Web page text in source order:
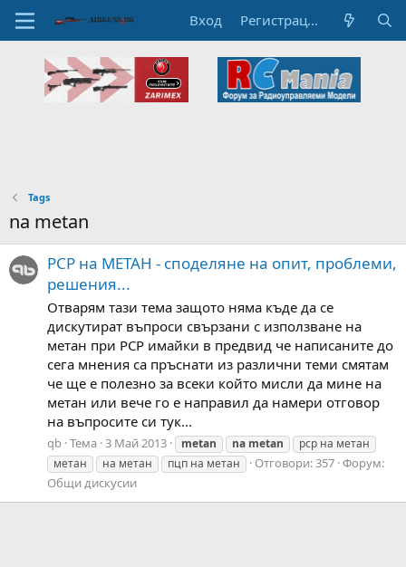
Вход Регистрация
Tags
na metan
PCP на МЕТАН - споделяне на опит, проблеми,
решения...
Отварям тази тема защото няма къде да се
дискутират въпроси свързани с използване на
метан при PCP имайки в предвид че написаните до
сега мнения са пръснати из различни теми смятам
че ще е полезно за всеки който мисли да мине на
метан или вече го е направил да намери отговор
на въпросите си тук...
qb Тема 3 Май 2013 metan na metan
pcp на метан
метан
на метан пцп на метан Отговори: 357 Форум:
Общи дискусии